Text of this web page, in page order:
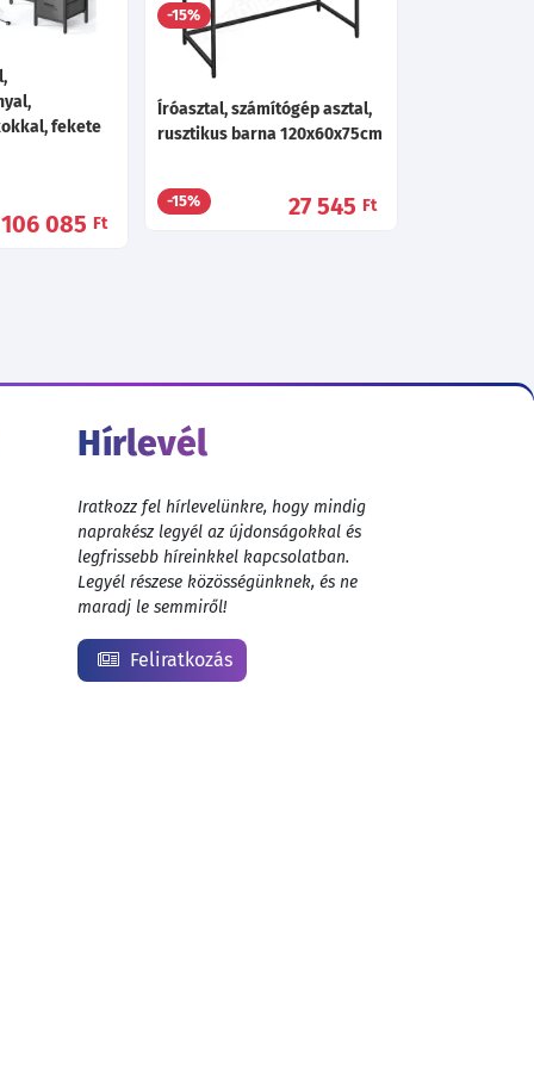
-15% 92 145
fekete
106 085 Ft
Íróasztal, számítógép asztal,
rusztikus barna 120x60x75cm
-15% 27 545 Ft
Hírlevél
Iratkozz fel hírlevelünkre, hogy mindig
naprakész legyél az újdonságokkal és
legfrissebb híreinkkel kapcsolatban.
Legyél részese közösségünknek, és ne
maradj le semmiről!
Feliratkozás